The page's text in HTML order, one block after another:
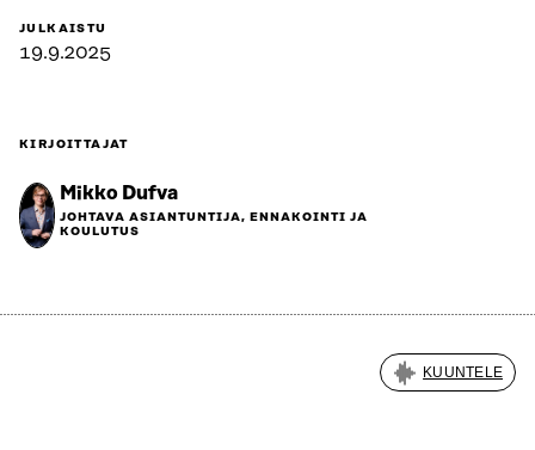
JULKAISTU
19.9.2025
KIRJOITTAJAT
Mikko Dufva
JOHTAVA ASIANTUNTIJA, ENNAKOINTI JA
KOULUTUS
KUUNTELE